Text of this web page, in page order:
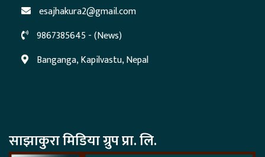
esajhakura2@gmail.com
9867385645 - (News)
Banganga, Kapilvastu, Nepal
साझाकुरा मिडिया ग्रुप प्रा. लि.